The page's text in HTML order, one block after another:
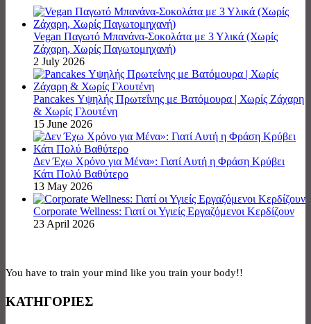
Vegan Παγωτό Μπανάνα-Σοκολάτα με 3 Υλικά (Χωρίς
Ζάχαρη, Χωρίς Παγωτομηχανή)
2 July 2026
Pancakes Υψηλής Πρωτεΐνης με Βατόμουρα | Χωρίς Ζάχαρη
& Χωρίς Γλουτένη
15 June 2026
Δεν Έχω Χρόνο για Μένα»: Γιατί Αυτή η Φράση Κρύβει
Κάτι Πολύ Βαθύτερο
13 May 2026
Corporate Wellness: Γιατί οι Υγιείς Εργαζόμενοι Κερδίζουν
23 April 2026
You have to train your mind like you train your body!!
ΚΑΤΗΓΟΡΙΕΣ